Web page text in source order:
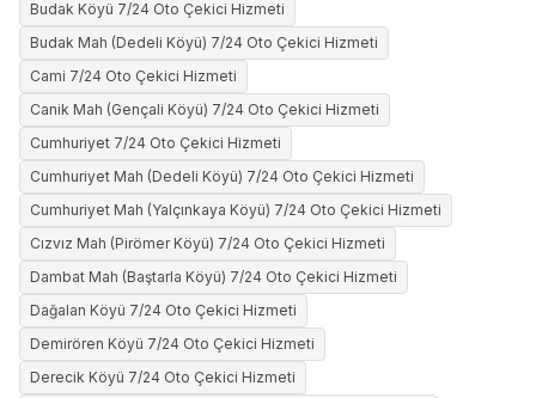
Budak Köyü 7/24 Oto Çekici Hizmeti
Budak Mah (Dedeli Köyü) 7/24 Oto Çekici Hizmeti
Cami 7/24 Oto Çekici Hizmeti
Canik Mah (Gençali Köyü) 7/24 Oto Çekici Hizmeti
Cumhuriyet 7/24 Oto Çekici Hizmeti
Cumhuriyet Mah (Dedeli Köyü) 7/24 Oto Çekici Hizmeti
Cumhuriyet Mah (Yalçınkaya Köyü) 7/24 Oto Çekici Hizmeti
Cızvız Mah (Pirömer Köyü) 7/24 Oto Çekici Hizmeti
Dambat Mah (Baştarla Köyü) 7/24 Oto Çekici Hizmeti
Dağalan Köyü 7/24 Oto Çekici Hizmeti
Demirören Köyü 7/24 Oto Çekici Hizmeti
Derecik Köyü 7/24 Oto Çekici Hizmeti